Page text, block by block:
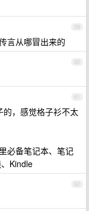
59
言从哪冒出来的
60
61
，感觉格子衫不太
必备笔记本、笔记
Kindle
62